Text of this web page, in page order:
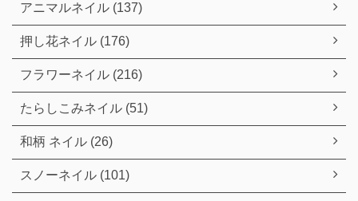
アニマルネイル (137)
押し花ネイル (176)
フラワーネイル (216)
たらしこみネイル (51)
和柄 ネイル (26)
スノーネイル (101)